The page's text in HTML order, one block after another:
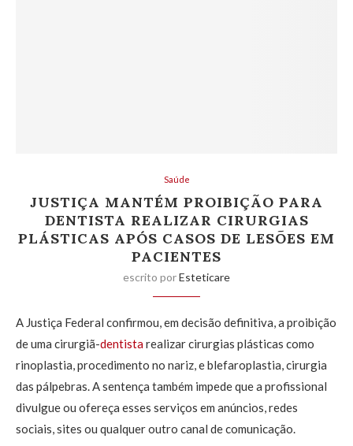
Saúde
JUSTIÇA MANTÉM PROIBIÇÃO PARA
DENTISTA REALIZAR CIRURGIAS
PLÁSTICAS APÓS CASOS DE LESÕES EM
PACIENTES
escrito porEsteticare
A Justiça Federal confirmou, em decisão definitiva, a proibição
de uma cirurgiã-dentistarealizar cirurgias plásticas como
rinoplastia, procedimento no nariz, e blefaroplastia, cirurgia
das pálpebras. A sentença também impede que a profissional
divulgue ou ofereça esses serviços em anúncios, redes
sociais, sites ou qualquer outro canal de comunicação.